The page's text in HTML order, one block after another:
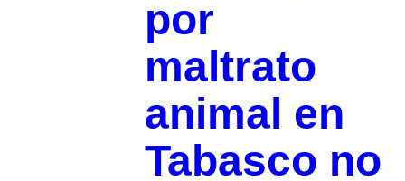
por
maltrato
animal en
Tabasco no